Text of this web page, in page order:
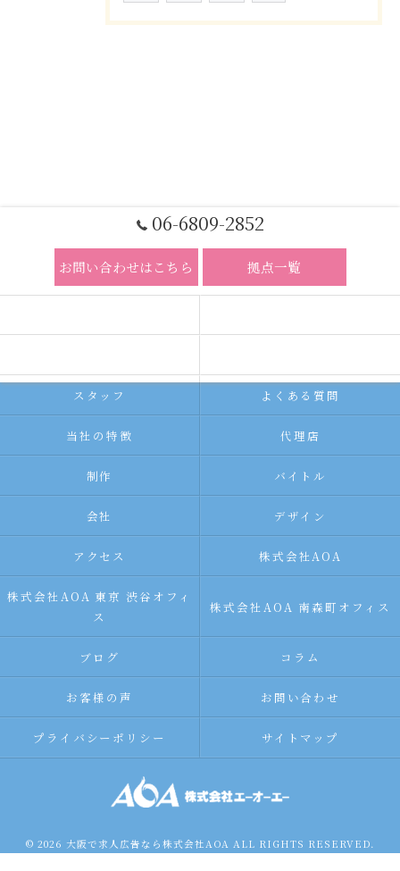
06-6809-2852
お問い合わせはこちら 拠点一覧
スタッフ よくある質問
当社の特徴 代理店
制作 バイトル
会社 デザイン
アクセス 株式会社AOA
株式会社AOA 東京 渋谷オフィ
ス
株式会社AOA 南森町オフィス
ブログ コラム
お客様の声 お問い合わせ
プライバシーポリシー サイトマップ
© 2026 大阪で求人広告なら株式会社AOA ALL RIGHTS RESERVED.